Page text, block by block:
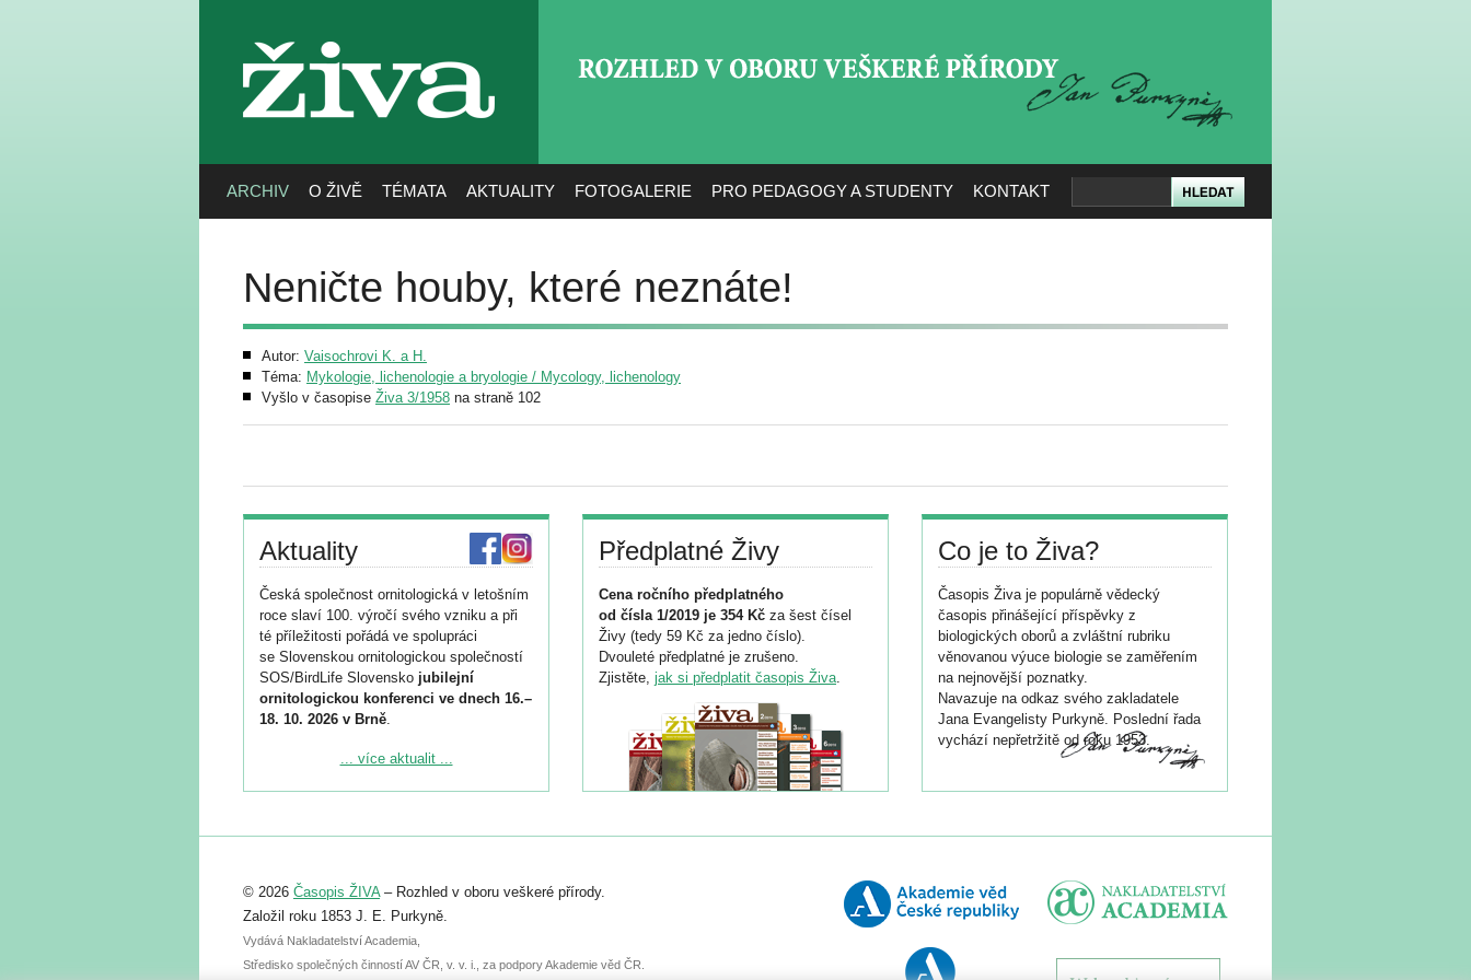
živa
ARCHIV O ŽIVĚ TÉMATA AKTUALITY FOTOGALERIE PRO PEDAGOGY A STUDENTY KONTAKT
Neničte houby, které neznáte!
Autor: Vaisochrovi K. a H.
Téma: Mykologie, lichenologie a bryologie / Mycology, lichenology
Vyšlo v časopise Živa 3/1958 na straně 102
Aktuality
Česká společnost ornitologická v letošním
roce slaví 100. výročí svého vzniku a při
té příležitosti pořádá ve spolupráci
se Slovenskou ornitologickou společností
SOS/BirdLife Slovensko jubilejní
ornitologickou konferenci ve dnech 16.–
18. 10. 2026 v Brně.
Podrobnější informace ke konferenci
Registrovat se můžete do 6. září.
abstraktu přihlášené přednášky nebo
posteru je už 30. června.
... více aktualit ...
Předplatné Živy
Cena ročního předplatného
od čísla 1/2019 je 354 Kč za šest čísel
Živy (tedy 59 Kč za jedno číslo).
Dvouleté předplatné je zrušeno.
Zjistěte, jak si předplatit časopis Živa.
Co je to Živa?
Časopis Živa je populárně vědecký
časopis přinášející příspěvky z
biologických oborů a zvláštní rubriku
věnovanou výuce biologie se zaměřením
na nejnovější poznatky.
Navazuje na odkaz svého zakladatele
Jana Evangelisty Purkyně. Poslední řada
vychází nepřetržitě od roku 1953.
© 2026 Časopis ŽIVA– Rozhled v oboru veškeré přírody.
Založil roku 1853 J. E. Purkyně.
Vydává Nakladatelství Academia,
Středisko společných činností AV ČR, v. v. i., za podpory Akademie věd ČR.